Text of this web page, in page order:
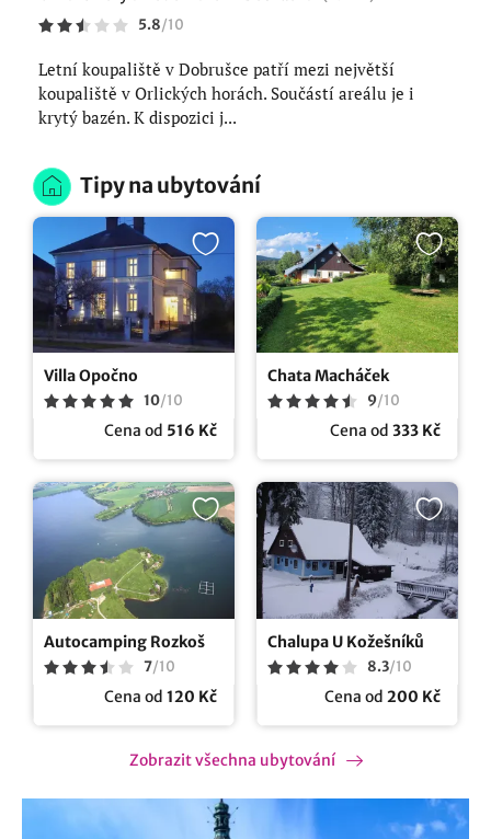
5.8/10
Letní koupaliště v Dobrušce patří mezi největší
koupaliště v Orlických horách. Součástí areálu je i
krytý bazén. K dispozici j...
Tipy na ubytování
Villa Opočno
10/10
Cena od 516 Kč
Chata Macháček
9/10
Cena od 333 Kč
Autocamping Rozkoš
7/10
Cena od 120 Kč
Chalupa U Kožešníků
8.3/10
Cena od 200 Kč
Zobrazit všechna ubytování